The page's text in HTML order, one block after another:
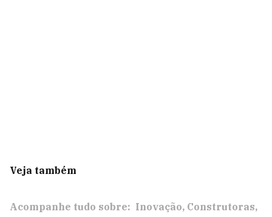
Veja também
Acompanhe tudo sobre: Inovação Construtoras